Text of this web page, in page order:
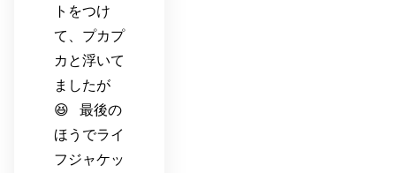
トをつけ
て、プカプ
カと浮いて
ましたが
😆 最後の
ほうでライ
フジャケッ